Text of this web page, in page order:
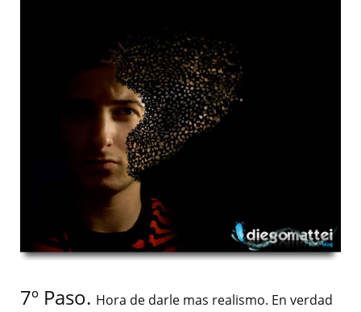
7º Paso. Hora de darle mas realismo. En verdad